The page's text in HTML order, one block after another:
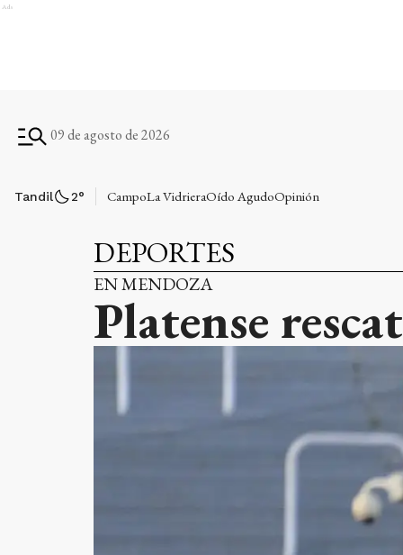
Ads
09 de agosto de 2026
Tandil 2° CampoLa VidrieraOído AgudoOpinión
DEPORTES
EN MENDOZA
Platense